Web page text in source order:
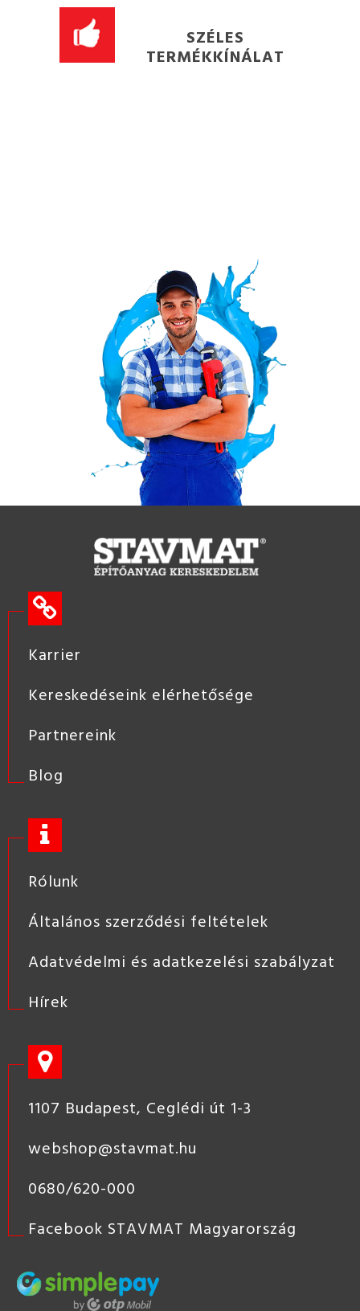
SZÉLES
TERMÉKKÍNÁLAT
Karrier
Kereskedéseink elérhetősége
Partnereink
Blog
Rólunk
Általános szerződési feltételek
Adatvédelmi és adatkezelési szabályzat
Hírek
1107 Budapest, Ceglédi út 1-3
webshop@stavmat.hu
0680/620-000
Facebook STAVMAT Magyarország